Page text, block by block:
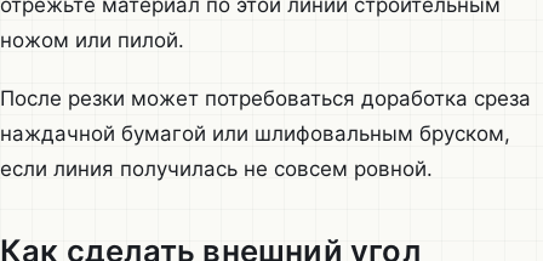
отрежьте материал по этой линии строительным
ножом или пилой.
После резки может потребоваться доработка среза
наждачной бумагой или шлифовальным бруском,
если линия получилась не совсем ровной.
Как сделать внешний угол